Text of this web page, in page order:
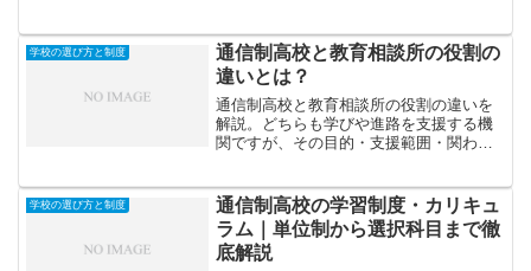
学校の選び方と制度
通信制高校と教育相談所の役割の
違いとは？
通信制高校と教育相談所の役割の違いを
解説。どちらも学びや進路を支援する機
関ですが、その目的・支援範囲・関わり
紹介します。
学校の選び方と制度
通信制高校の学習制度・カリキュ
ラム｜単位制から選択科目まで徹
底解説